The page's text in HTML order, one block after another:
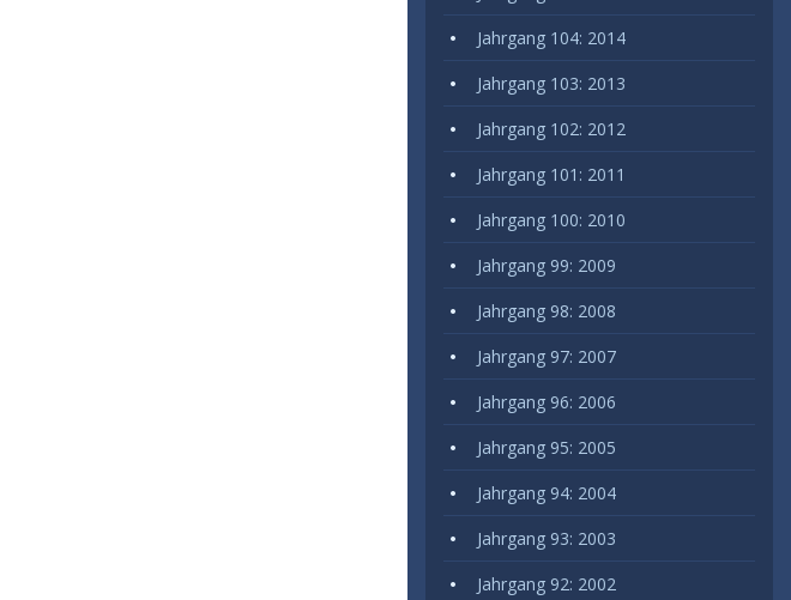
Jahrgang 104: 2014
Jahrgang 103: 2013
Jahrgang 102: 2012
Jahrgang 101: 2011
Jahrgang 100: 2010
Jahrgang 99: 2009
Jahrgang 98: 2008
Jahrgang 97: 2007
Jahrgang 96: 2006
Jahrgang 95: 2005
Jahrgang 94: 2004
Jahrgang 93: 2003
Jahrgang 92: 2002